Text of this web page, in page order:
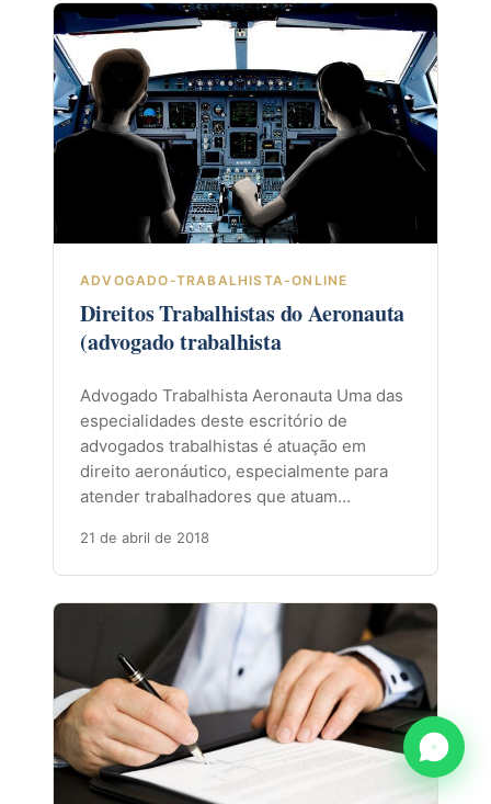
ADVOGADO-TRABALHISTA-ONLINE
Direitos Trabalhistas do Aeronauta
(advogado trabalhista
Advogado Trabalhista Aeronauta Uma das
especialidades deste escritório de
advogados trabalhistas é atuação em
direito aeronáutico, especialmente para
atender trabalhadores que atuam…
21 de abril de 2018